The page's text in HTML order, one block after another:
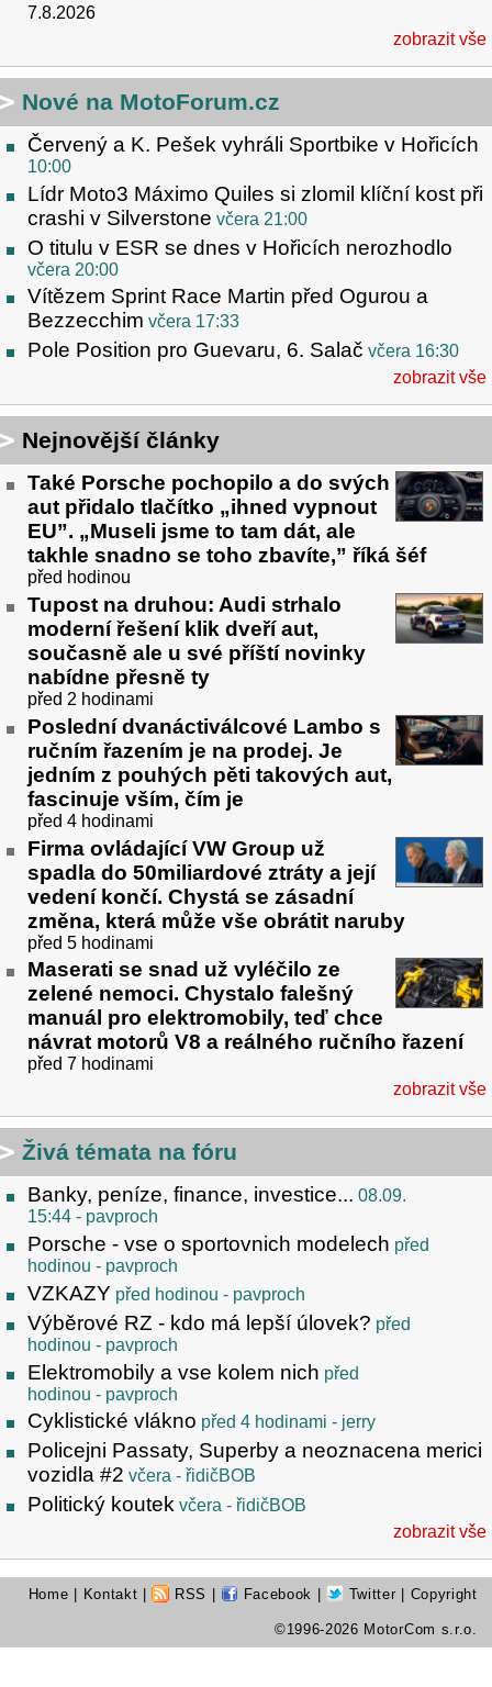
7.8.2026
zobrazit vše
Nové na MotoForum.cz
Červený a K. Pešek vyhráli Sportbike v Hořicích
10:00
Lídr Moto3 Máximo Quiles si zlomil klíční kost při
crashi v Silverstone včera 21:00
O titulu v ESR se dnes v Hořicích nerozhodlo
včera 20:00
Vítězem Sprint Race Martin před Ogurou a
Bezzecchim včera 17:33
Pole Position pro Guevaru, 6. Salač včera 16:30
zobrazit vše
Nejnovější články
Také Porsche pochopilo a do svých
aut přidalo tlačítko „ihned vypnout
EU”. „Museli jsme to tam dát, ale
takhle snadno se toho zbavíte,” říká šéf
před hodinou
Tupost na druhou: Audi strhalo
moderní řešení klik dveří aut,
současně ale u své příští novinky
nabídne přesně ty
před 2 hodinami
Poslední dvanáctiválcové Lambo s
ručním řazením je na prodej. Je
jedním z pouhých pěti takových aut,
fascinuje vším, čím je
před 4 hodinami
Firma ovládající VW Group už
spadla do 50miliardové ztráty a její
vedení končí. Chystá se zásadní
změna, která může vše obrátit naruby
před 5 hodinami
Maserati se snad už vyléčilo ze
zelené nemoci. Chystalo falešný
manuál pro elektromobily, teď chce
návrat motorů V8 a reálného ručního řazení
před 7 hodinami
zobrazit vše
Živá témata na fóru
Banky, peníze, finance, investice... 08.09.
15:44 - pavproch
Porsche - vse o sportovnich modelech před
hodinou - pavproch
VZKAZY před hodinou - pavproch
Výběrové RZ - kdo má lepší úlovek? před
hodinou - pavproch
Elektromobily a vse kolem nich před
hodinou - pavproch
Cyklistické vlákno před 4 hodinami - jerry
Policejni Passaty, Superby a neoznacena merici
vozidla #2 včera - řidičBOB
Politický koutek včera - řidičBOB
zobrazit vše
Home Kontakt RSS Facebook Twitter | Copyright
©1996-2026 MotorCom s.r.o.